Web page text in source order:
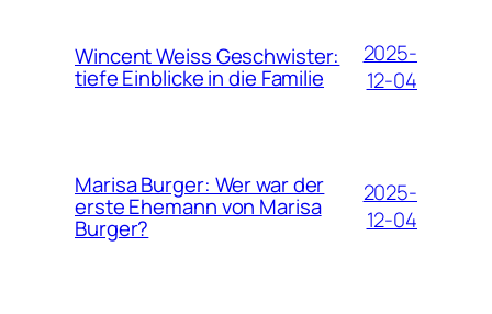
Wincent Weiss Geschwister:
tiefe Einblicke in die Familie
2025-
12-04
Marisa Burger: Wer war der
erste Ehemann von Marisa
Burger?
2025-
12-04